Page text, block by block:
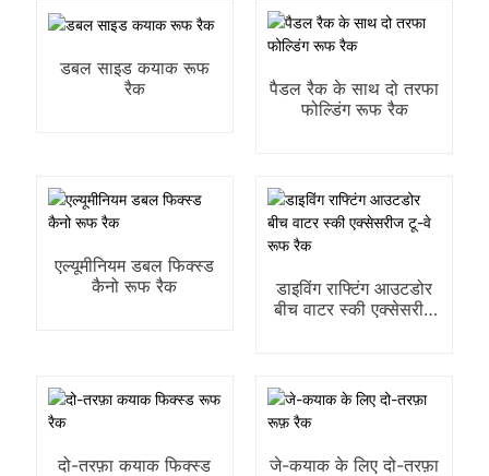
डबल साइड कयाक रूफ
रैक
पैडल रैक के साथ दो तरफा
फोल्डिंग रूफ रैक
एल्यूमीनियम डबल फिक्स्ड
कैनो रूफ रैक
डाइविंग राफ्टिंग आउटडोर
बीच वाटर स्की एक्सेसरीज
दो-तरफ़ा कयाक फिक्स्ड
जे-कयाक के लिए दो-तरफ़ा